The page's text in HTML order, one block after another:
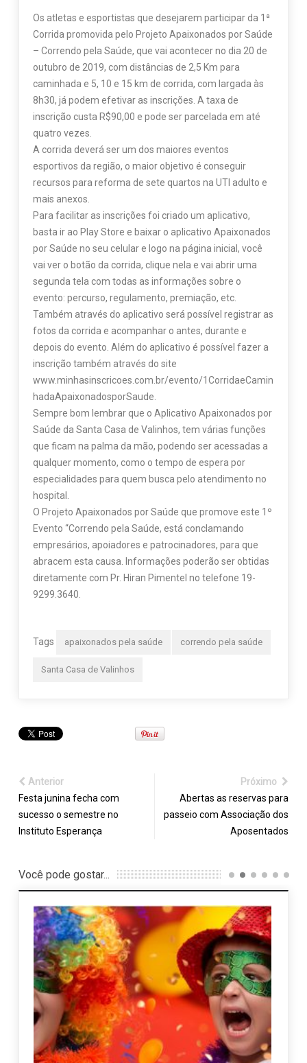
Os atletas e esportistas que desejarem participar da 1ª
Corrida promovida pelo Projeto Apaixonados por Saúde
– Correndo pela Saúde, que vai acontecer no dia 20 de
outubro de 2019, com distâncias de 2,5 Km para
caminhada e 5, 10 e 15 km de corrida, com largada às
8h30, já podem efetivar as inscrições. A taxa de
inscrição custa R$90,00 e pode ser parcelada em até
quatro vezes.
A corrida deverá ser um dos maiores eventos
esportivos da região, o maior objetivo é conseguir
recursos para reforma de sete quartos na UTI adulto e
mais anexos.
Para facilitar as inscrições foi criado um aplicativo,
basta ir ao Play Store e baixar o aplicativo Apaixonados
por Saúde no seu celular e logo na página inicial, você
vai ver o botão da corrida, clique nela e vai abrir uma
segunda tela com todas as informações sobre o
evento: percurso, regulamento, premiação, etc.
Também através do aplicativo será possível registrar as
fotos da corrida e acompanhar o antes, durante e
depois do evento. Além do aplicativo é possível fazer a
inscrição também através do site
www.minhasinscricoes.com.br/evento/1CorridaeCamin
hadaApaixonadosporSaude.
Sempre bom lembrar que o Aplicativo Apaixonados por
Saúde da Santa Casa de Valinhos, tem várias funções
que ficam na palma da mão, podendo ser acessadas a
qualquer momento, como o tempo de espera por
especialidades para quem busca pelo atendimento no
hospital.
O Projeto Apaixonados por Saúde que promove este 1º
Evento “Correndo pela Saúde, está conclamando
empresários, apoiadores e patrocinadores, para que
abracem esta causa. Informações poderão ser obtidas
diretamente com Pr. Hiran Pimentel no telefone 19-
9299.3640.
Tags apaixonados pela saúde correndo pela saúde
Santa Casa de Valinhos
Anterior
Festa junina fecha com
sucesso o semestre no
Instituto Esperança
Próximo
Abertas as reservas para
passeio com Associação dos
Aposentados
Você pode gostar...